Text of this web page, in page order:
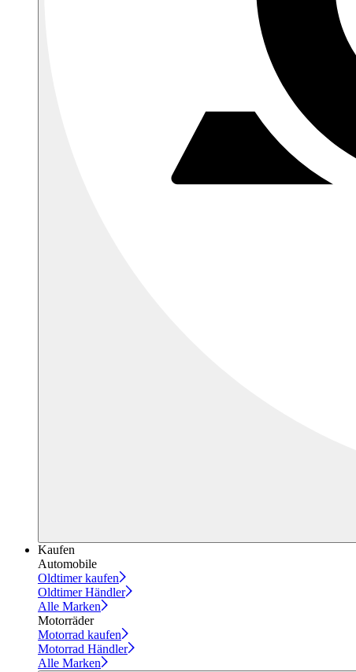
Kaufen
Automobile
Oldtimer kaufen
Oldtimer Händler
Alle Marken
Motorräder
Motorrad kaufen
Motorrad Händler
Alle Marken